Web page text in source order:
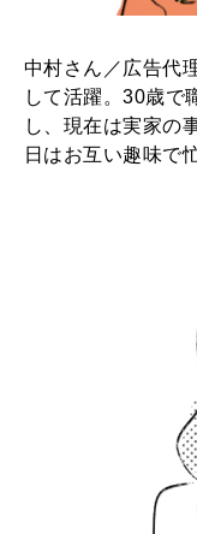
中村さん／広告代
して活躍。30歳で
し、現在は実家の
日はお互い趣味で